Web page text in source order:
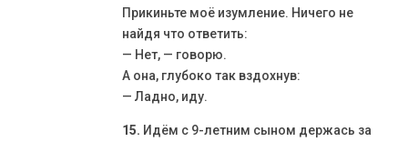
Прикиньте моё изумление. Ничего не
найдя что ответить:
— Нет, — говорю.
А она, глубоко так вздохнув:
— Ладно, иду.
15. Идём с 9-летним сыном держась за